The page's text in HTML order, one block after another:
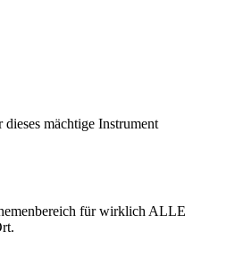
mächtige Instrument
für wirklich ALLE